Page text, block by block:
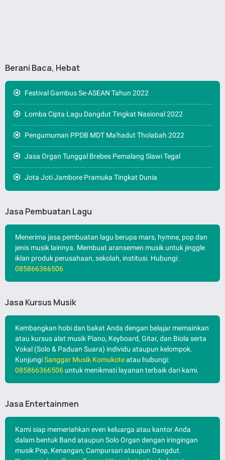
Berani Baca, Hebat
Festival Gambus Se-ASEAN Tahun 2022
Lomba Cipta Lagu Dangdut Tingkat Nasional 2022
Pengumuman PPDB MDT Ma'hadut Tholabah 2022
Jasa Organ Tunggal Brebes Pemalang Slawi Tegal
Jota Joti Jambore Pramuka Tingkat Dunia
Jasa Pembuatan Lagu
Menerima jasa pembuatan lagu berupa mars, hymne, pop dan
jenis musik lainnya. Membuat aransemen musik untuk jinggle
iklan produk perusahaan, sekolah, institusi. Hubungi:
085866366506
Jasa Kursus Musik
Kembangkan hobi dan bakat Anda dengan belajar memainkan
atau kursus alat musik Piano, Keyboard, Gitar, dan Biola serta
Vokal (Solo & Paduan Suara) individu ataupun kelompok.
KunjungiSanggar Musik Komukoteatau hubungi:
085866366506 untuk menikmati layanan terbaik dari kami.
Jasa Entertainmen
Kami siap memeriahkan even keluarga atau kantor Anda
dalam bentuk Band ataupun Solo Organ dengan iringingan
musik Pop, Kenangan, Campursari ataupun Dangdut.